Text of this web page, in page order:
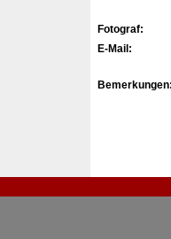
Fotograf:
E-Mail:
Bemerkungen: